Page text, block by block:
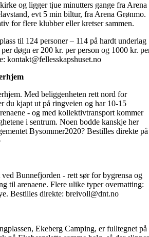
og ligger tjue minutters gange fra Arena
evt 5 min biltur, fra Arena Grønmo.
for flere klubber eller kretser sammen.
til 124 personer – 114 på hardt underlag
døgn er 200 kr. per person og 1000 kr.
kontakt@fellesskapshuset.no
Med beliggenheten rett nord for
du kjapt ut på ringveien og har 10-15
- og med kollektivtransport kommer
i sentrum. Noen bodde kanskje her
Bysommer2020? Bestilles direkte på
Bunnefjorden - rett sør for bygrensa og
til arenaene. Flere ulike typer overnatting:
Bestilles direkte: breivoll@dnt.no
Ekeberg Camping, er fulltegnet på